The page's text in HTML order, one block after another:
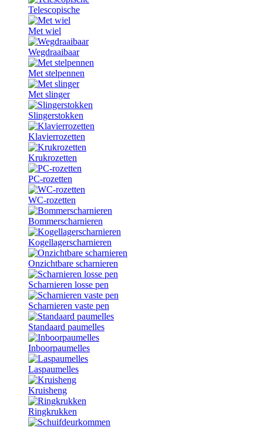
Telescopische
Met wiel
Wegdraaibaar
Met stelpennen
Met slinger
Slingerstokken
Klavierrozetten
Krukrozetten
PC-rozetten
WC-rozetten
Bommerscharnieren
Kogellagerscharnieren
Onzichtbare scharnieren
Scharnieren losse pen
Scharnieren vaste pen
Standaard paumelles
Inboorpaumelles
Laspaumelles
Kruisheng
Ringkrukken